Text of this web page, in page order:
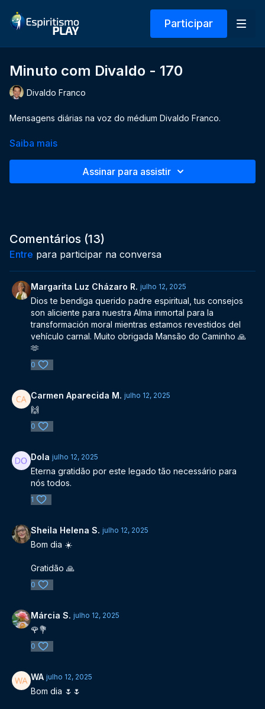
Participar
Minuto com Divaldo - 170
Divaldo Franco
Mensagens diárias na voz do médium Divaldo Franco.
Saiba mais
Assinar para assistir
Comentários (13)
Entre para participar na conversa
Margarita Luz Cházaro R. julho 12, 2025
Dios te bendiga querido padre espiritual, tus consejos
son aliciente para nuestra Alma inmortal para la
transformación moral mientras estamos revestidos del
vehículo carnal. Muito obrigada Mansão do Caminho 🙏
🫶
0
Carmen Aparecida M. julho 12, 2025
🙌
0
Dola julho 12, 2025
Eterna gratidão por este legado tão necessário para
nós todos.
1
Sheila Helena S. julho 12, 2025
Bom dia ☀️
Gratidão 🙏
0
Márcia S. julho 12, 2025
🌹💐
0
WA julho 12, 2025
Bom dia 🌷🌷